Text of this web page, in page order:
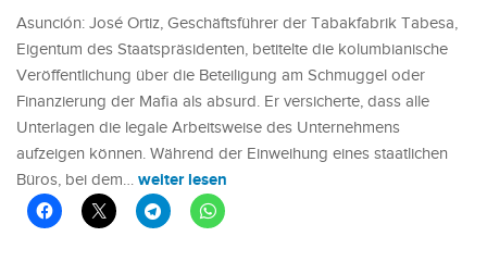
Asunción: José Ortiz, Geschäftsführer der Tabakfabrik Tabesa,
Eigentum des Staatspräsidenten, betitelte die kolumbianische
Veröffentlichung über die Beteiligung am Schmuggel oder
Finanzierung der Mafia als absurd. Er versicherte, dass alle
Unterlagen die legale Arbeitsweise des Unternehmens
aufzeigen können. Während der Einweihung eines staatlichen
Büros, bei dem… weiter lesen